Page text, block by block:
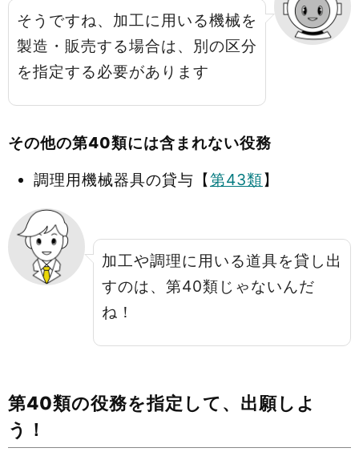
そうですね、加工に用いる機械を
製造・販売する場合は、別の区分
を指定する必要があります
その他の第40類には含まれない役務
調理用機械器具の貸与【第43類】
加工や調理に用いる道具を貸し出
すのは、第40類じゃないんだ
ね！
第40類の役務を指定して、出願しよ
う！